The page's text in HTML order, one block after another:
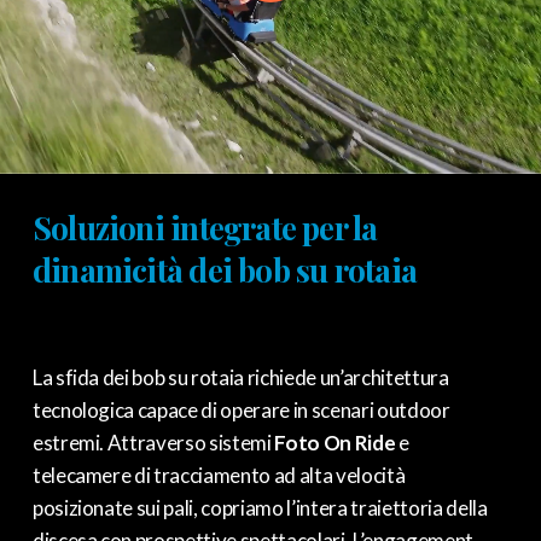
Soluzioni integrate per la
dinamicità dei bob su rotaia
La sfida dei bob su rotaia richiede un’architettura
tecnologica capace di operare in scenari outdoor
estremi. Attraverso sistemiFoto On Ridee
telecamere di tracciamento ad alta velocità
posizionate sui pali, copriamo l’intera traiettoria della